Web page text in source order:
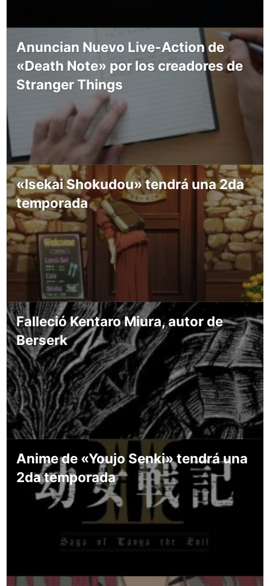
Anuncian Nuevo Live-Action de
«Death Note» por los creadores de
Stranger Things
«Isekai Shokudou» tendrá una 2da
temporada
Falleció Kentaro Miura, autor de
Berserk
Anime de «Youjo Senki» tendrá una
2da temporada